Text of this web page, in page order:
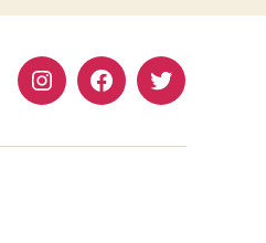
InstagramFacebook
Twitter